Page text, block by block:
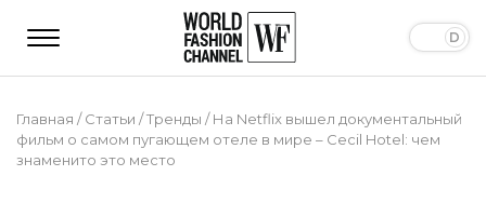
Главная /Статьи /Тренды /На Netflix вышел документальный
фильм о самом пугающем отеле в мире – Cecil Hotel: чем
знаменито это место